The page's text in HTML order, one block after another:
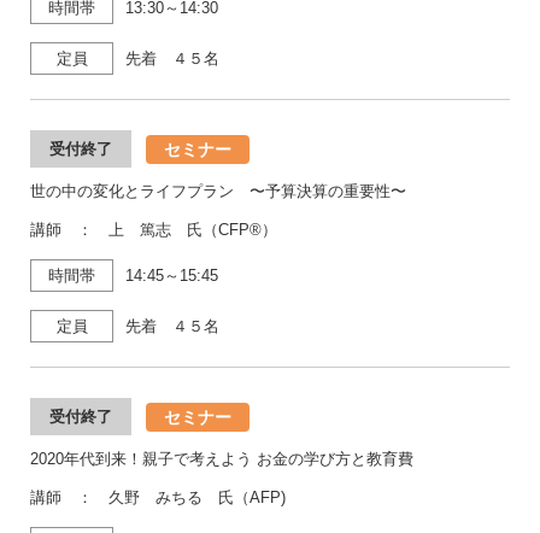
時間帯 13:30～14:30
定員 先着 ４５名
受付終了 セミナー
世の中の変化とライフプラン 〜予算決算の重要性〜
講師 ： 上 篤志 氏（CFP®）
時間帯 14:45～15:45
定員 先着 ４５名
受付終了 セミナー
2020年代到来！親子で考えよう お金の学び方と教育費
講師 ： 久野 みちる 氏（AFP)